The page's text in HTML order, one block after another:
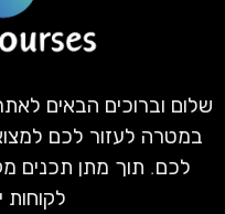
שלום וברוכים הבאים
במטרה לעזור לכם
לכם. תוך מתן תכנים
לקוחות